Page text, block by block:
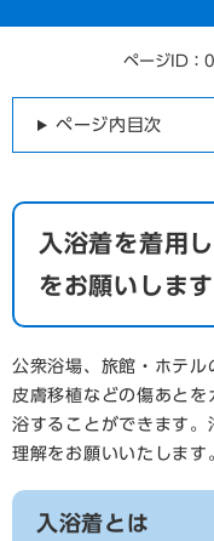
ページID
ページ内目次
入浴着を着用
をお願いします
公衆浴場、旅館・ホテ
皮膚移植などの傷あと
浴することができます
理解をお願いいたします
入浴着とは